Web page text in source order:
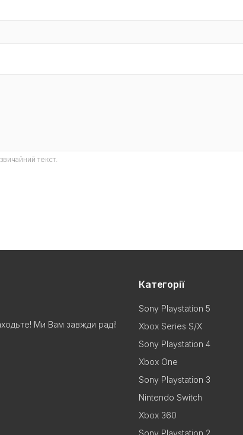
текст.
Ми Вам завжди раді!
Категорії
Sony Playstation 5
Xbox Series S/X
Sony Playstation 4
Xbox One
Sony Playstation 3
Nintendo Switch
Xbox 360
Sony Playstation 2